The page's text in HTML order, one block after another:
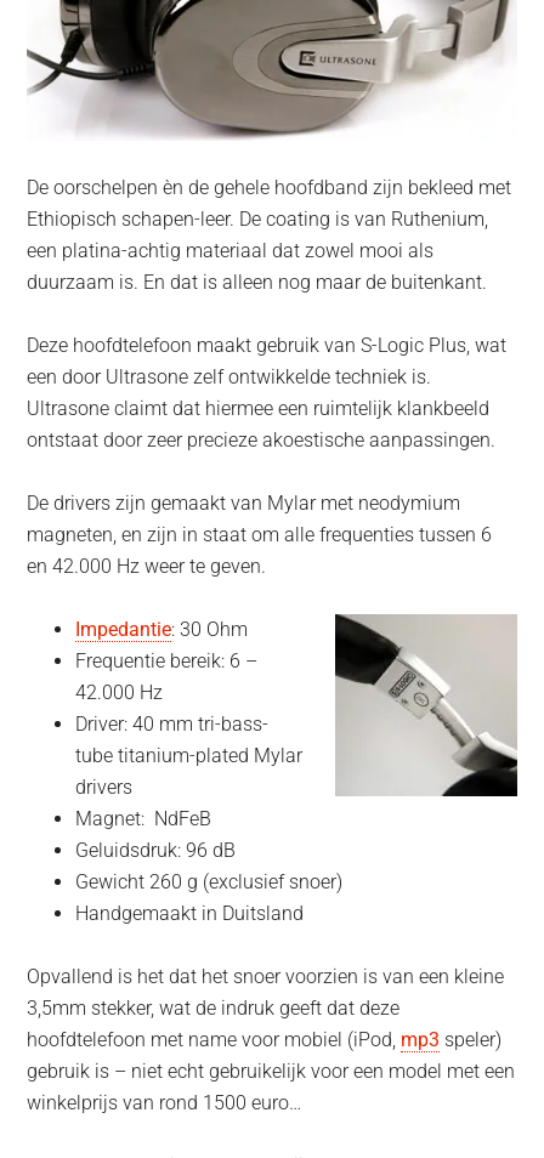
De oorschelpen èn de gehele hoofdband zijn bekleed met
Ethiopisch schapen-leer. De coating is van Ruthenium,
een platina-achtig materiaal dat zowel mooi als
duurzaam is. En dat is alleen nog maar de buitenkant.
Deze hoofdtelefoon maakt gebruik van S-Logic Plus, wat
een door Ultrasone zelf ontwikkelde techniek is.
Ultrasone claimt dat hiermee een ruimtelijk klankbeeld
ontstaat door zeer precieze akoestische aanpassingen.
De drivers zijn gemaakt van Mylar met neodymium
magneten, en zijn in staat om alle frequenties tussen 6
en 42.000 Hz weer te geven.
Impedantie: 30 Ohm
Frequentie bereik: 6 –
42.000 Hz
Driver: 40 mm tri-bass-
tube titanium-plated Mylar
drivers
Magnet: NdFeB
Geluidsdruk: 96 dB
Gewicht 260 g (exclusief snoer)
Handgemaakt in Duitsland
Opvallend is het dat het snoer voorzien is van een kleine
3,5mm stekker, wat de indruk geeft dat deze
hoofdtelefoon met name voor mobiel (iPod, mp3 speler)
gebruik is – niet echt gebruikelijk voor een model met een
winkelprijs van rond 1500 euro…